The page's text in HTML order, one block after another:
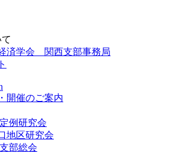
済学会 関西支部事務局
開催のご案内
例研究会
地区研究会
部総会